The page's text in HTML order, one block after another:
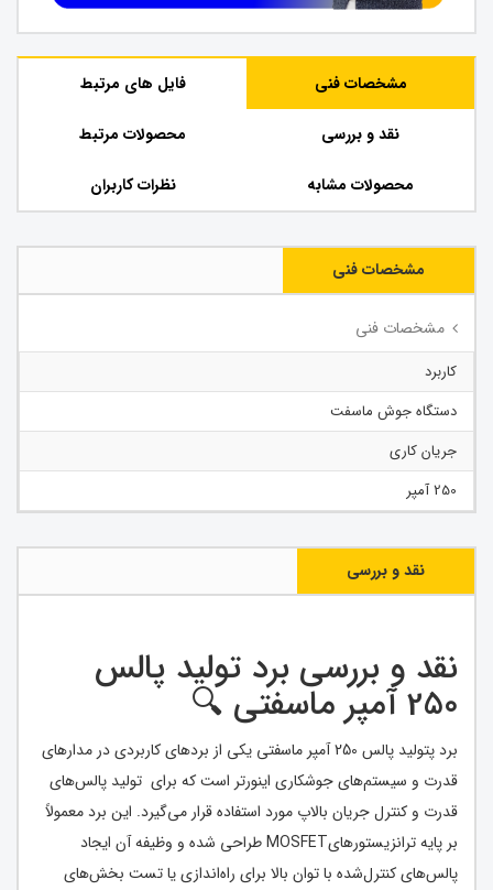
مشخصات فنی فایل های مرتبط
نقد و بررسی محصولات مرتبط
محصولات مشابه نظرات کاربران
مشخصات فنی
مشخصات فنی
کاربرد
دستگاه جوش ماسفت
جریان کاری
250 آمپر
نقد و بررسی
نقد و بررسی برد تولید پالس
250 آمپر ماسفتی 🔍
برد پتولید پالس 250 آمپر ماسفتی یکی از بردهای کاربردی در مدارهای
قدرت و سیستم‌های جوشکاری اینورتر است که برای تولید پالس‌های
قدرت و کنترل جریان بالاپ مورد استفاده قرار می‌گیرد. این برد معمولاً
بر پایه ترانزیستورهایMOSFET طراحی شده و وظیفه آن ایجاد
پالس‌های کنترل‌شده با توان بالا برای راه‌اندازی یا تست بخش‌های